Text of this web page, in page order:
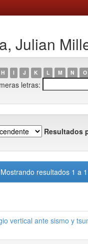
Julian
H I J K L M N O
letras:
Resultados
Mostrando resultados 1 a
vertical ante sismo y